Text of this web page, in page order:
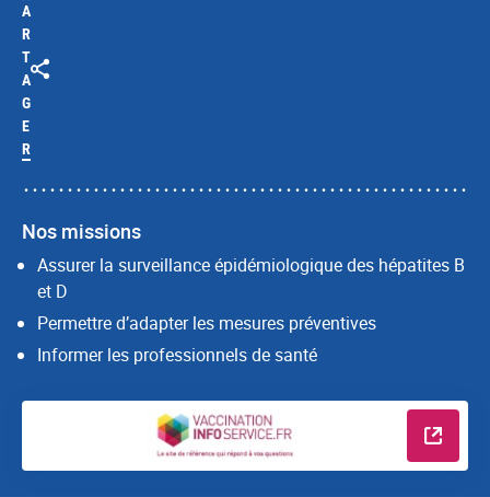
A
R
T
A
G
E
R
Nos missions
Assurer la surveillance épidémiologique des hépatites B
et D
Permettre d’adapter les mesures préventives
Informer les professionnels de santé
En